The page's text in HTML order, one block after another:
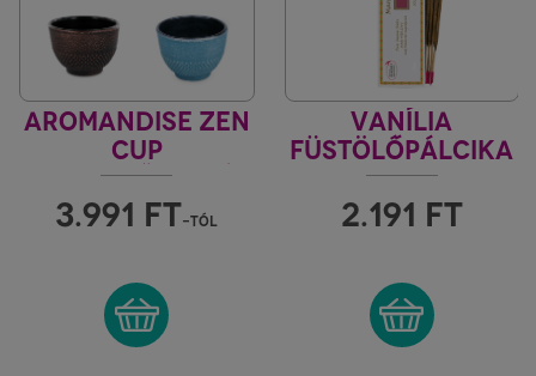
AROMANDISE ZEN
CUP
FÜSTÖLŐTARTÓ
"M"
3.991 FT-tól
VANÍLIA
FÜSTÖLŐPÁLCIKA
MARCO POLO'
TREASURE
2.191 FT